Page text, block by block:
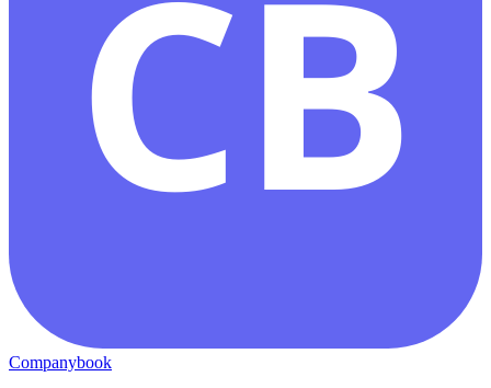
CB
Companybook